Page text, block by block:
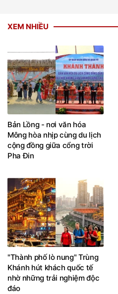
XEM NHIỀU
Bản Lồng - nơi văn hóa
Mông hòa nhịp cùng du lịch
cộng đồng giữa cổng trời
Pha Đin
"Thành phố lò nung" Trùng
Khánh hút khách quốc tế
nhờ những trải nghiệm độc
đáo